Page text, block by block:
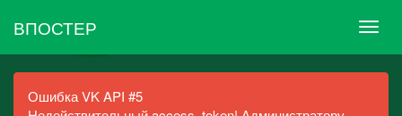
ВПОСТЕР
Ошибка VK API #5